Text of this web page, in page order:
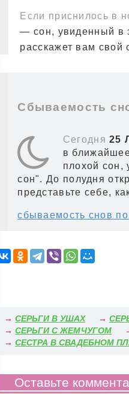
Если приснилось в
— сон, увиденный в
расскажет вам свой
Сбываемость
Сегодня 25
в
плохой сон,
сон". До полудня
представьте себе,
сбываемость снов
→ СЕРЬГИ В УШАХ →
→ СЕРЬГИ С ЖЕМЧУГОМ
→ СЕСТРА В СВАДЕБНОМ
Оставьте